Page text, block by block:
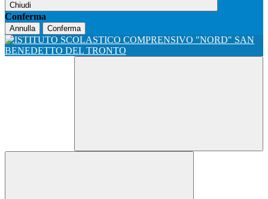
Chiudi
Conferma
Annulla Conferma